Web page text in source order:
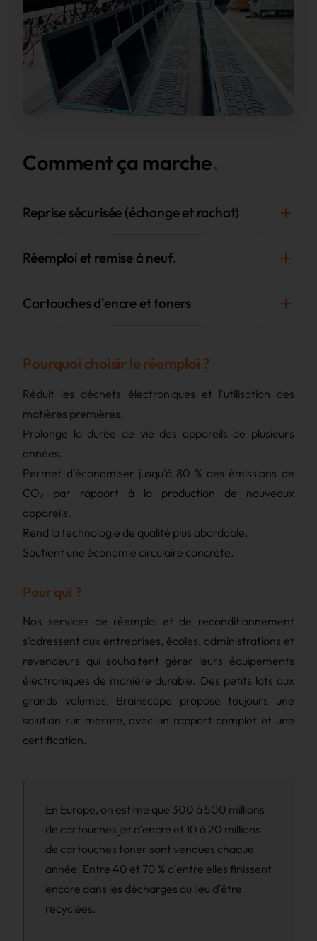
Comment ça marche
Reprise sécurisée (échange et rachat)
Buy-back
Réemploi et remise à neuf.
Inspection et tests approfondis
Nettoyage professionnel :
Remplacement des pièces
Garantie de qualité
Cartouches d'encre et toners
Collecte
Sélection
Recyclage
Pourquoi choisir le réemploi ?
Réduit les déchets électroniques et l'utilisation des
matières premières.
Prolonge la durée de vie des appareils de plusieurs
années.
Permet d'économiser jusqu'à 80 % des émissions de
CO₂ par rapport à la production de nouveaux
appareils.
Rend la technologie de qualité plus abordable.
Soutient une économie circulaire concrète.
Pour qui ?
Nos services de réemploi et de reconditionnement
s'adressent aux entreprises, écoles, administrations et
revendeurs qui souhaitent gérer leurs équipements
électroniques de manière durable. Des petits lots aux
grands volumes, Brainscape propose toujours une
solution sur mesure, avec un rapport complet et une
certification.
En Europe, on estime que 300 à 500 millions
de cartouches jet d'encre et 10 à 20 millions
de cartouches toner sont vendues chaque
année. Entre 40 et 70 % d'entre elles finissent
encore dans les décharges au lieu d'être
recyclées.